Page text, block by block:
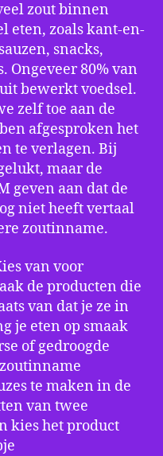
zout binnen
eten, zoals kant-en-
snacks,
Ongeveer 80% van
bewerkt voedsel.
zelf toe aan de
afgesproken het
te verlagen. Bij
maar de
geven aan dat de
niet heeft vertaal
zoutinname.
van voor
de producten die
van dat je ze in
je eten op smaak
of gedroogde
te maken in de
van twee
kies het product